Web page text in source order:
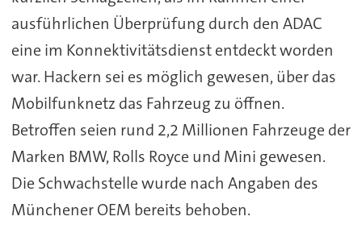
ausführlichen Überprüfung durch den ADAC
eine im Konnektivitätsdienst entdeckt worden
war. Hackern sei es möglich gewesen, über das
Mobilfunknetz das Fahrzeug zu öffnen.
Betroffen seien rund 2,2 Millionen Fahrzeuge der
Marken BMW, Rolls Royce und Mini gewesen.
Die Schwachstelle wurde nach Angaben des
Münchener OEM bereits behoben.